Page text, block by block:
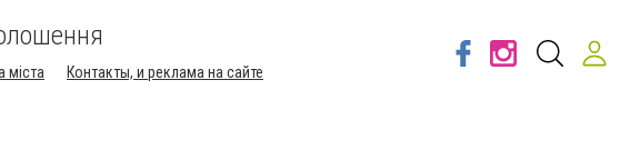
міста Контакты, и реклама на сайте